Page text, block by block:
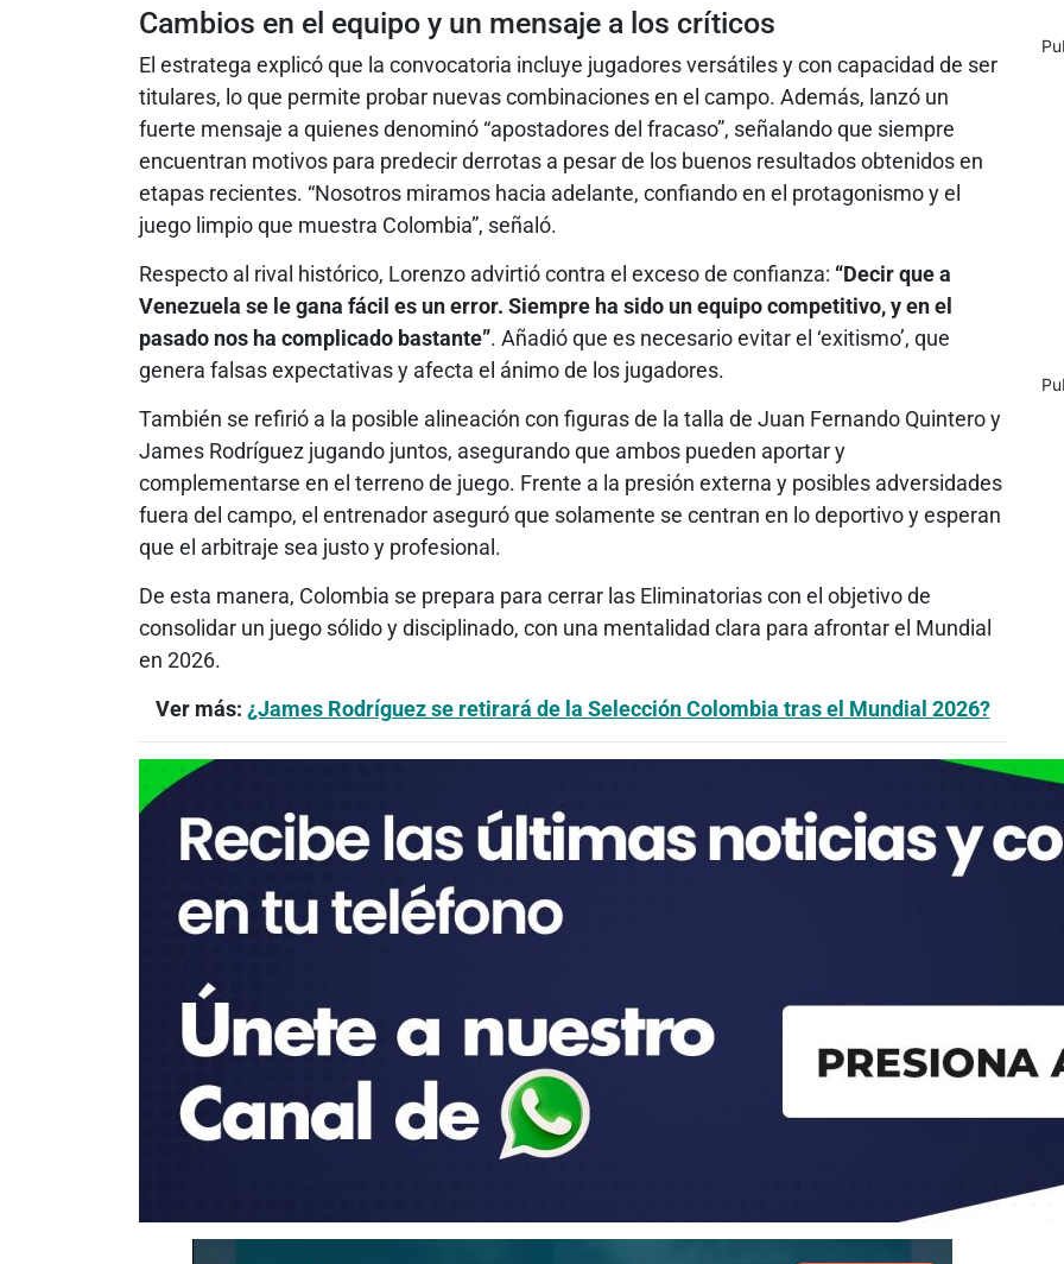
Cambios en el equipo y un mensaje a los críticos
El estratega explicó que la convocatoria incluye jugadores versátiles y con capacidad de ser
titulares, lo que permite probar nuevas combinaciones en el campo. Además, lanzó un
fuerte mensaje a quienes denominó “apostadores del fracaso”, señalando que siempre
encuentran motivos para predecir derrotas a pesar de los buenos resultados obtenidos en
etapas recientes. “Nosotros miramos hacia adelante, confiando en el protagonismo y el
juego limpio que muestra Colombia”, señaló.
Respecto al rival histórico, Lorenzo advirtió contra el exceso de confianza: “Decir que a
Venezuela se le gana fácil es un error. Siempre ha sido un equipo competitivo, y en el
pasado nos ha complicado bastante”. Añadió que es necesario evitar el ‘exitismo’, que
genera falsas expectativas y afecta el ánimo de los jugadores.
También se refirió a la posible alineación con figuras de la talla de Juan Fernando Quintero y
James Rodríguez jugando juntos, asegurando que ambos pueden aportar y
complementarse en el terreno de juego. Frente a la presión externa y posibles adversidades
fuera del campo, el entrenador aseguró que solamente se centran en lo deportivo y esperan
que el arbitraje sea justo y profesional.
De esta manera, Colombia se prepara para cerrar las Eliminatorias con el objetivo de
consolidar un juego sólido y disciplinado, con una mentalidad clara para afrontar el Mundial
en 2026.
Ver más: ¿James Rodríguez se retirará de la Selección Colombia tras el Mundial 2026?